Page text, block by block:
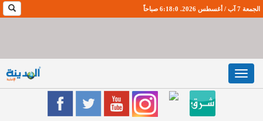
الجمعة 7 آب / أغسطس 2026. 6:18:1 صباحاً
Toggle
navigation